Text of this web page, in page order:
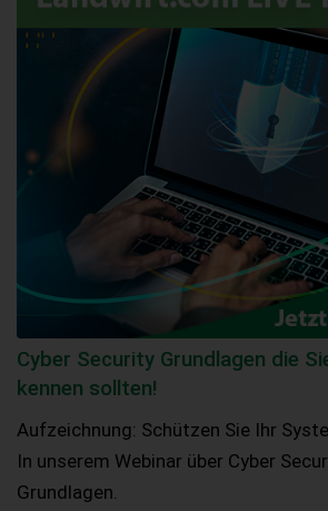
Cyber Security Grundlagen die
kennen sollten!
Aufzeichnung: Schützen Sie Ihr
In unserem Webinar über Cyber
Grundlagen.